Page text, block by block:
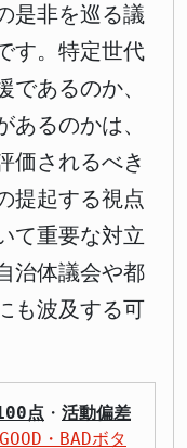
是非を巡る議
す。特定世代
あるのか、
るのかは、
価されるべき
提起する視点
て重要な対立
治体議会や都
も波及する可
点 ・ 活動偏差
GOOD・BADボタ